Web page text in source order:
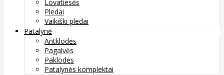
Lovatiesės
Pledai
Vaikiški pledai
Patalynė
Antklodės
Pagalvės
Paklodės
Patalynės komplektai